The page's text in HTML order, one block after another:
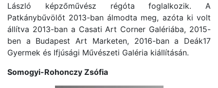
László képzőművész régóta foglalkozik. A
Patkánybűvölőt 2013-ban álmodta meg, azóta ki volt
állítva 2013-ban a Casati Art Corner Galériába, 2015-
ben a Budapest Art Marketen, 2016-ban a Deák17
Gyermek és Ifjúsági Művészeti Galéria kiállításán.
Somogyi-Rohonczy Zsófia